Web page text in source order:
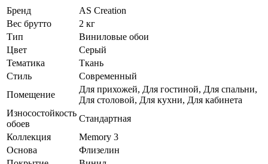
Бренд
AS Creation
Вес брутто
2 кг
Тип
Виниловые обои
Цвет
Серый
Тематика
Ткань
Стиль
Современный
Помещение
Для прихожей, Для гостиной, Для спальни,
Для столовой, Для кухни, Для кабинета
Износостойкость
обоев
Стандартная
Коллекция
Memory 3
Основа
Флизелин